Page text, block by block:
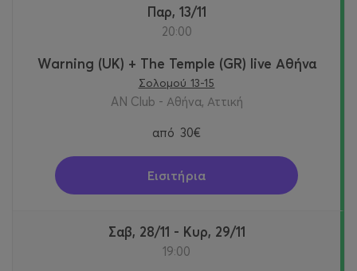
Παρ, 13/11
20:00
Warning (UK) + The Temple (GR) live Αθήνα
Σολομού 13-15
AN Club - Αθήνα, Αττική
από 30€
Εισιτήρια
Σαβ, 28/11 - Κυρ, 29/11
19:00